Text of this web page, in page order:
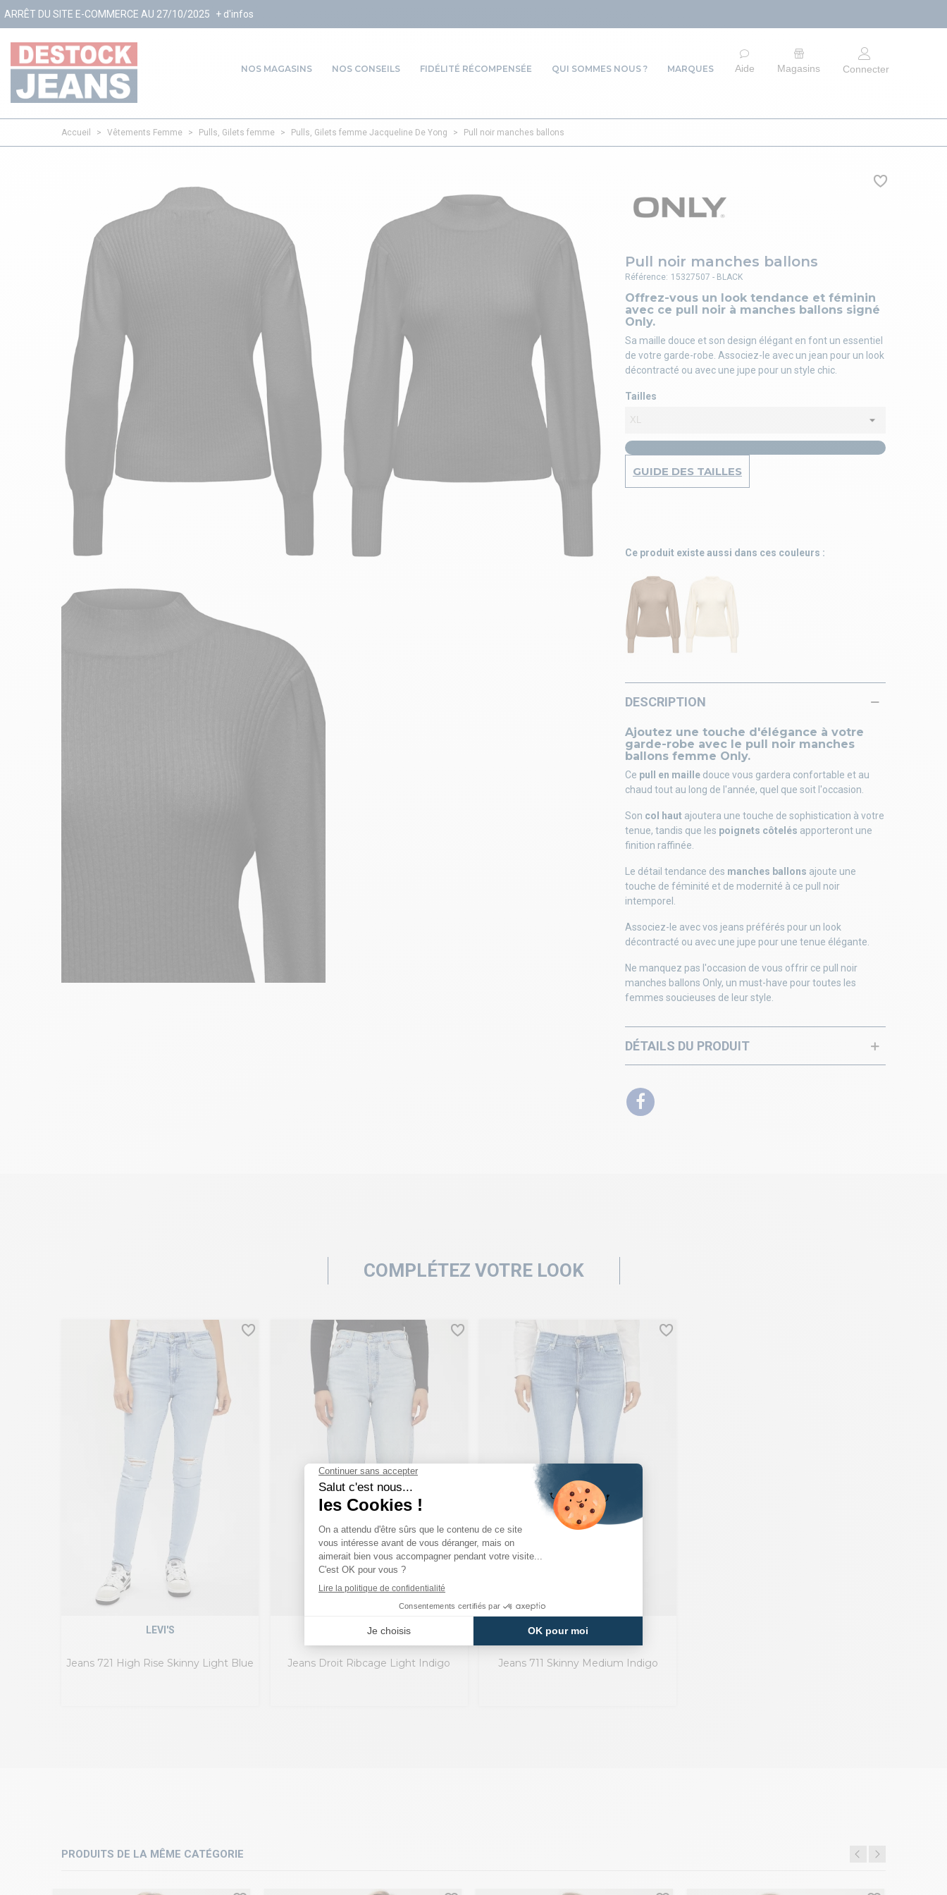
COMMERCE AU 27/10/2025 + d'infos
NOS MAGASINS NOS CONSEILS FIDÉLITÉ RÉCOMPENSÉE QUI SOMMES NOUS ? MARQUES Aide Magasins Connecter
Accueil > Vêtements Femme > Pulls, Gilets femme > Pulls, Gilets femme Jacqueline De Yong > Pull noir manches ballons
Pull noir manches ballons
Offrez-vous un look tendance et féminin
avec ce pull noir à manches ballons signé
Only.
Sa maille douce et son design élégant en font un essentiel
de votre garde-robe. Associez-le avec un jean pour un look
décontracté ou avec une jupe pour un style chic.
Tailles
GUIDE DES TAILLES
Référence: 15327507 - BLACK
Ce produit existe aussi dans ces couleurs :
DESCRIPTION
Ajoutez une touche d'élégance à votre
garde-robe avec le pull noir manches
ballons femme Only.
Ce pull en maille douce vous gardera confortable et au
chaud tout au long de l'année, quel que soit l'occasion.
Son col haut ajoutera une touche de sophistication à votre
tenue, tandis que les poignets côtelés apporteront une
finition raffinée.
Le détail tendance des manches ballons ajoute une
touche de féminité et de modernité à ce pull noir
intemporel.
Associez-le avec vos jeans préférés pour un look
décontracté ou avec une jupe pour une tenue élégante.
Ne manquez pas l'occasion de vous offrir ce pull noir
manches ballons Only, un must-have pour toutes les
femmes soucieuses de leur style.
DÉTAILS DU PRODUIT
COMPLÉTEZ VOTRE LOOK
Jeans 721 High Rise Skinny Light Blue
LEVI'S
Jeans Droit Ribcage Light Indigo
LEVI'S
Jeans 711 Skinny Medium Indigo
LEVI'S
PRODUITS DE LA MÊME CATÉGORIE